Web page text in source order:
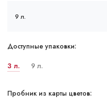
9 л.
Доступные упаковки:
3 л. 9 л.
Пробник из карты цветов: